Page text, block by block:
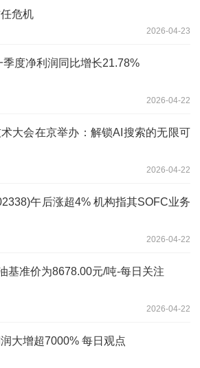
危机
2026-04-23
度净利润同比增长21.78%
2026-04-22
大会在京举办：解锁AI搜索的无限可
2026-04-22
午后涨超4% 机构指其SOFC业务
2026-04-22
基准价为8678.00元/吨-每日关注
2026-04-22
大增超7000% 每日观点